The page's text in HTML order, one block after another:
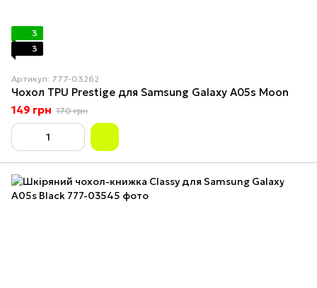
3
3
Артикул: 777-03262
Чохол TPU Prestige для Samsung Galaxy A05s Moon
149 грн 170 грн